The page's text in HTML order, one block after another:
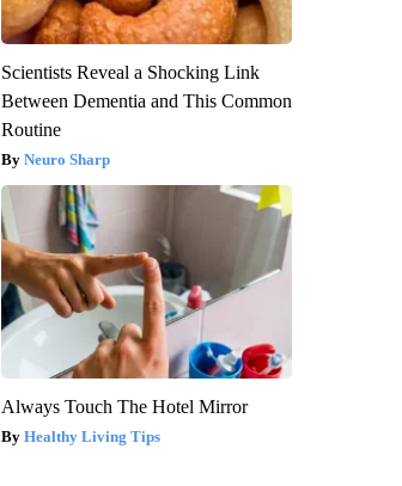
Scientists Reveal a Shocking Link
Between Dementia and This Common
Routine
Neuro Sharp
Always Touch The Hotel Mirror
Healthy Living Tips